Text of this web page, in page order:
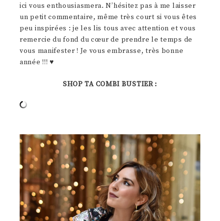
ici vous enthousiasmera. N’hésitez pas à me laisser
un petit commentaire, même très court si vous êtes
peu inspirées : je les lis tous avec attention et vous
remercie du fond du cœur de prendre le temps de
vous manifester ! Je vous embrasse, très bonne
année !!! ♥
SHOP TA COMBI BUSTIER :